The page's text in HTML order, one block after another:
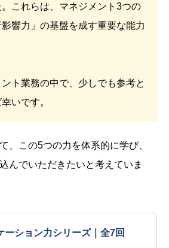
これらは、マネジメント3つの
響力」の基盤を成す重要な能力
ト業務の中で、少しでも参考と
いです。
、この5つの力を体系的に学び、
んでいただきたいと考えていま
ーション力シリーズ｜全7回